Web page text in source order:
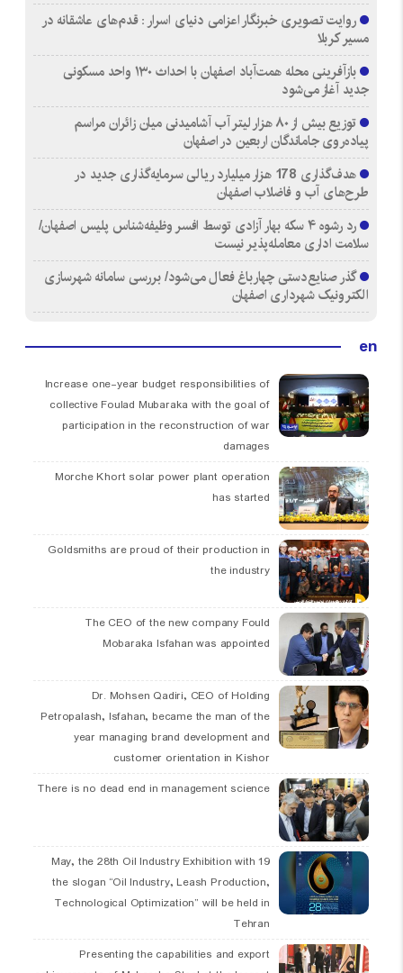
روایت تصویری خبرنگار اعزامی دنیای اسرار : قدم‌های عاشقانه در
مسیر کربلا
بازآفرینی محله همت‌آباد اصفهان با احداث ۱۳۰ واحد مسکونی
جدید آغاز می‌شود
توزیع بیش از ۸۰ هزار لیتر آب آشامیدنی میان زائران مراسم
پیاده‌روی جاماندگان اربعین در اصفهان
هدف‌گذاری 178 هزار میلیارد ریالی سرمایه‌گذاری جدید در
طرح‌های آب و فاضلاب اصفهان
رد رشوه ۴ سکه بهار آزادی توسط افسر وظیفه‌شناس پلیس اصفهان/
سلامت اداری معامله‌پذیر نیست
گذر صنایع‌دستی چهارباغ فعال می‌شود/ بررسی سامانه شهرسازی
الکترونیک شهرداری اصفهان
en
Increase one-year budget responsibilities of
collective Foulad Mubaraka with the goal of
participation in the reconstruction of war
damages
Morche Khort solar power plant operation
has started
Goldsmiths are proud of their production in
the industry
The CEO of the new company Fould
Mobaraka Isfahan was appointed
Dr. Mohsen Qadiri, CEO of Holding
Petropalash, Isfahan, became the man of the
year managing brand development and
customer orientation in Kishor
There is no dead end in management science
19 May, the 28th Oil Industry Exhibition with
the slogan “Oil Industry, Leash Production,
Technological Optimization” will be held in
Tehran
Presenting the capabilities and export